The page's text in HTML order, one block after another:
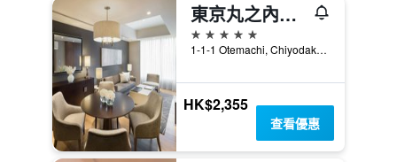
東京丸之內雅詩閣服務公寓酒店
5星級
1-1-1 Otemachi, Chiyodaku, 東京, 日本
HK$2,355
查看優惠